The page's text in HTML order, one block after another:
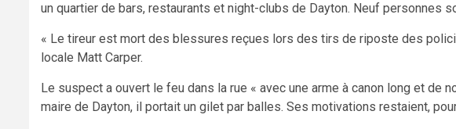
un quartier de bars, restaurants et night-clubs de Dayton. Neuf
« Le tireur est mort des blessures reçues lors des tirs de riposte des
locale Matt Carper.
Le suspect a ouvert le feu dans la rue « avec une arme à canon long et de
maire de Dayton, il portait un gilet par balles. Ses motivations restaient, pour